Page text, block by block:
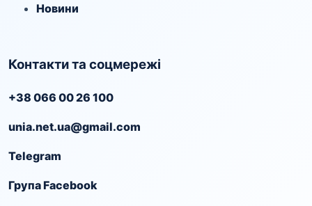
Новини
Контакти та соцмережі
+38 066 00 26 100
unia.net.ua@gmail.com
Telegram
Група Facebook